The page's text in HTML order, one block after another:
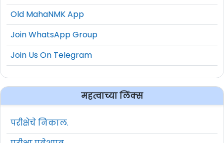
Old MahaNMK App
Join WhatsApp Group
Join Us On Telegram
महत्वाच्या लिंक्स
परीक्षेचे निकाल.